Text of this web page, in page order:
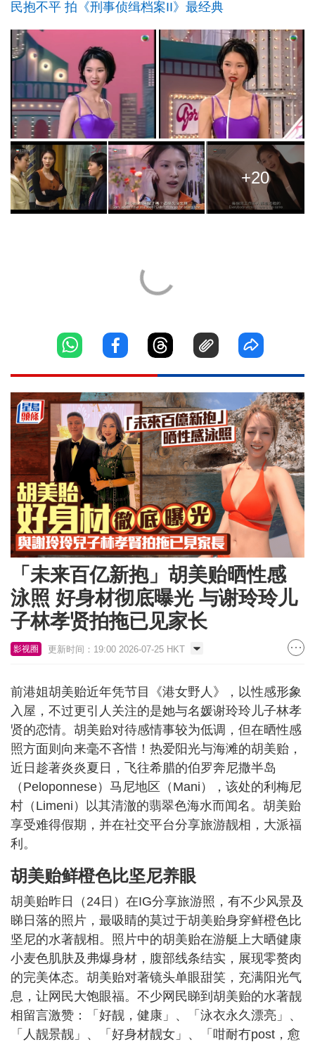
民抱不平 拍《刑事侦缉档案II》最经典
+20
「未来百亿新抱」胡美贻晒性感
泳照 好身材彻底曝光 与谢玲玲儿
子林孝贤拍拖已见家长
影视圈 更新时间：19:00 2026-07-25 HKT
前港姐胡美贻近年凭节目《港女野人》，以性感形象
入屋，不过更引人关注的是她与名媛谢玲玲儿子林孝
贤的恋情。胡美贻对待感情事较为低调，但在晒性感
照方面则向来毫不吝惜！热爱阳光与海滩的胡美贻，
近日趁著炎炎夏日，飞往希腊的伯罗奔尼撒半岛
（Peloponnese）马尼地区（Mani），该处的利梅尼
村（Limeni）以其清澈的翡翠色海水而闻名。胡美贻
享受难得假期，并在社交平台分享旅游靓相，大派福
利。
胡美贻鲜橙色比坚尼养眼
胡美贻昨日（24日）在IG分享旅游照，有不少风景及
睇日落的照片，最吸睛的莫过于胡美贻身穿鲜橙色比
坚尼的水著靓相。照片中的胡美贻在游艇上大晒健康
小麦色肌肤及弗爆身材，腹部线条结实，展现零赘肉
的完美体态。胡美贻对著镜头单眼甜笑，充满阳光气
息，让网民大饱眼福。不少网民睇到胡美贻的水著靓
相留言激赞：「好靓，健康」、「泳衣永久漂亮」、
「人靓景靓」、「好身材靓女」、「咁耐冇post，愈